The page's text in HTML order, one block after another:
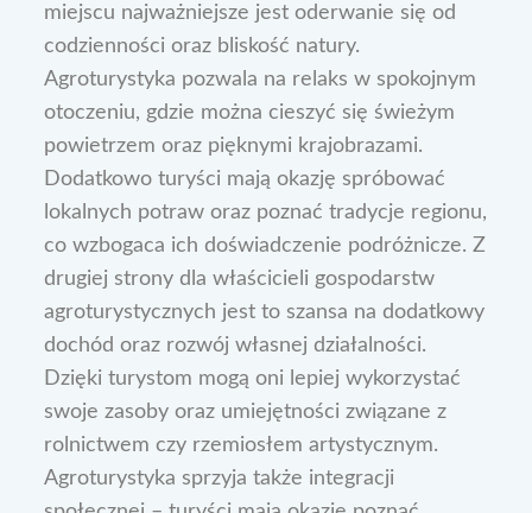
miejscu najważniejsze jest oderwanie się od
codzienności oraz bliskość natury.
Agroturystyka pozwala na relaks w spokojnym
otoczeniu, gdzie można cieszyć się świeżym
powietrzem oraz pięknymi krajobrazami.
Dodatkowo turyści mają okazję spróbować
lokalnych potraw oraz poznać tradycje regionu,
co wzbogaca ich doświadczenie podróżnicze. Z
drugiej strony dla właścicieli gospodarstw
agroturystycznych jest to szansa na dodatkowy
dochód oraz rozwój własnej działalności.
Dzięki turystom mogą oni lepiej wykorzystać
swoje zasoby oraz umiejętności związane z
rolnictwem czy rzemiosłem artystycznym.
Agroturystyka sprzyja także integracji